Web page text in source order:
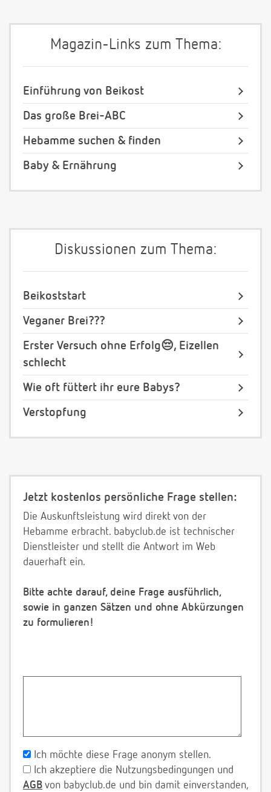
Magazin-Links zum Thema:
Einführung von Beikost
Das große Brei-ABC
Hebamme suchen & finden
Baby & Ernährung
Diskussionen zum Thema:
Beikoststart
Veganer Brei???
Erster Versuch ohne Erfolg😔, Eizellen
schlecht
Wie oft füttert ihr eure Babys?
Verstopfung
Jetzt kostenlos persönliche Frage stellen:
Die Auskunftsleistung wird direkt von der
Hebamme erbracht. babyclub.de ist technischer
Dienstleister und stellt die Antwort im Web
dauerhaft ein.
Bitte achte darauf, deine Frage ausführlich,
sowie in ganzen Sätzen und ohne Abkürzungen
zu formulieren!
Ich möchte diese Frage anonym stellen.
Ich akzeptiere die Nutzungsbedingungen und
AGB von babyclub.de und bin damit einverstanden,